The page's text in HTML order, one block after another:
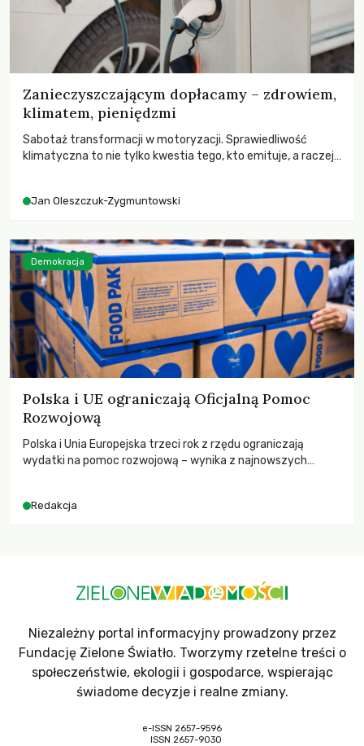
Zanieczyszczającym dopłacamy – zdrowiem,
klimatem, pieniędzmi
Sabotaż transformacji w motoryzacji. Sprawiedliwość
klimatyczna to nie tylko kwestia tego, kto emituje, a raczej
Jan Oleszczuk-Zygmuntowski
Polska i UE ograniczają Oficjalną Pomoc
Rozwojową
Polska i Unia Europejska trzeci rok z rzędu ograniczają
wydatki na pomoc rozwojową – wynika z najnowszych
odnotowano największe tąpnięcie ODA w historii. Jakie będą
Redakcja
Demokracja
Niezależny portal informacyjny prowadzony przez
Fundację Zielone Światło. Tworzymy rzetelne treści o
społeczeństwie, ekologii i gospodarce, wspierając
świadome decyzje i realne zmiany.
e-ISSN 2657-9596
ISSN 2657-9030